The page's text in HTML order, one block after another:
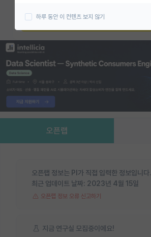
오픈랩
오픈랩 정보는 PI가 직접 입력한 정보입니다.
최근 업데이트 날짜: 2023년 4월 15일
오픈랩 정보 오류 신고하기
지금 연구실 모집중이에요!
하루 동안 이 컨텐츠 보지 않기카카오로 시작하기